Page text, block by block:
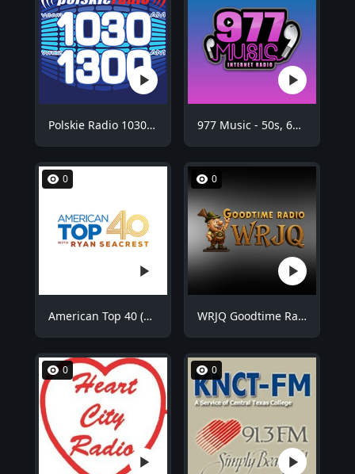
Polskie Radio 1030 Chicago - WNVR 977 Music - 50s, 60s Hits
0
American Top 40 (AT40)
0
WRJQ Goodtime Radio
0 0